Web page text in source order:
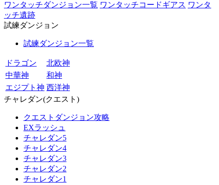
ワンタッチダンジョン一覧 ワンタッチコードギアス ワンタ
ッチ遺跡
試練ダンジョン
試練ダンジョン一覧
ドラゴン
北欧神
中華神
和神
エジプト神 西洋神
チャレダン(クエスト)
クエストダンジョン攻略
EXラッシュ
チャレダン5
チャレダン4
チャレダン3
チャレダン2
チャレダン1